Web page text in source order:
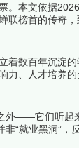
。本文依据
榜首的传奇，
名单吧！
数百年沉淀
、人才培养
里诞生的，是
外——它们听
“就业黑洞”
面跟着榜中榜